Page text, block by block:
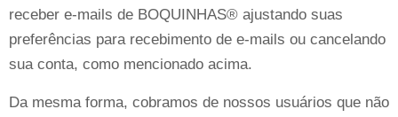
receber e-mails de BOQUINHAS® ajustando suas
preferências para recebimento de e-mails ou cancelando
sua conta, como mencionado acima.
Da mesma forma, cobramos de nossos usuários que não